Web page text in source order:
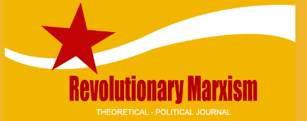
content
Marksizm